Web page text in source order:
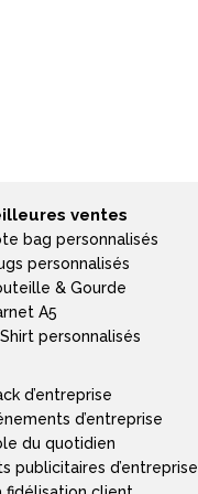
ventes
bag personnalisés
personnalisés
& Gourde
A5
personnalisés
d’entreprise
d’entreprise
du quotidien
publicitaires d’entreprise